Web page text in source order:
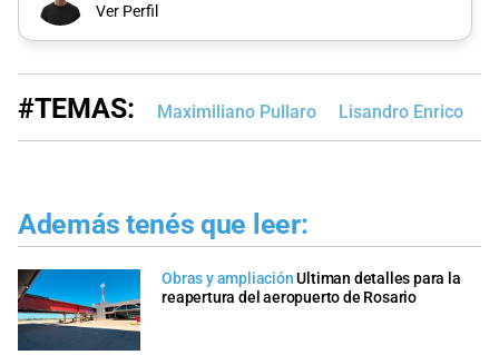
Ver Perfil
#TEMAS: Maximiliano Pullaro Lisandro Enrico
Además tenés que leer:
Obras y ampliación Ultiman detalles para la
reapertura del aeropuerto de Rosario